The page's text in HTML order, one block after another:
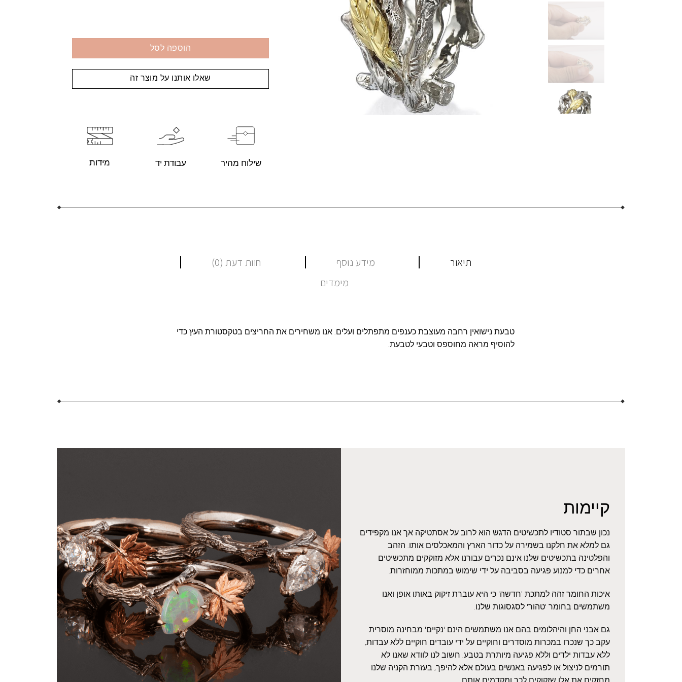
הוספה לסל
שאלו אותנו על מוצר זה
שילוח מהיר עבודת יד מידות
תיאור מידע נוסף
חוות דעת (0)
מימדים
טבעת נישואין רחבה מעוצבת כענפים מתפתלים ועלים. אנו משחירים את החריצים בטקסטורת העץ כדי
להוסיף מראה מחוספס וטבעי לטבעת.
קיימות
נכון שבתור סטודיו לתכשיטים הדגש הוא לרוב על אסתטיקה אך אנו מקפידים
גם למלא את חלקנו בשמירה על כדור הארץ והמאכלסים אותו. הזהב
והפלטינה בתכשיטים שלנו אינם נכרים עבורנו אלא מזוקקים מתכשיטים
אחרים כדי למנוע פגיעה בסביבה על ידי שימוש במתכות ממוחזרות.
איכות החומר זהה למתכת 'חדשה' כי היא עוברת זיקוק באותו אופן ואנו
משתמשים בחומר 'טהור' לסגסוגות שלנו.
גם אבני החן והיהלומים בהם אנו משתמשים הינם 'נקיים' מבחינה מוסרית
עקב כך שנכרו במכרות מוסדרים וחוקיים על ידי עובדים חוקיים ללא עבדות,
ללא עבדות ילדים וללא פגיעה מיותרת בטבע. חשוב לנו לוודא שאנו לא
תורמים לניצול או לפגיעה באנשים בעולם אלא להיפך, בעזרת הקניה שלנו